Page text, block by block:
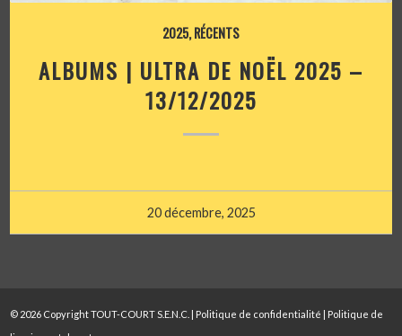
2025,RÉCENTS
ALBUMS | ULTRA DE NOËL 2025 –
13/12/2025
20 décembre, 2025
© 2026 Copyright TOUT-COURT S.E.N.C. | Politique de confidentialité
Politique de